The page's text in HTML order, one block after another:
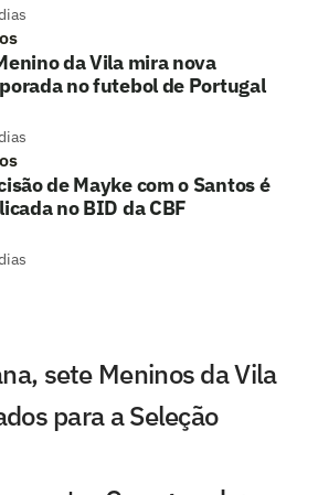
da Vila mira nova
no futebol de Portugal
de Mayke com o Santos é
no BID da CBF
sete Meninos da Vila
para a Seleção